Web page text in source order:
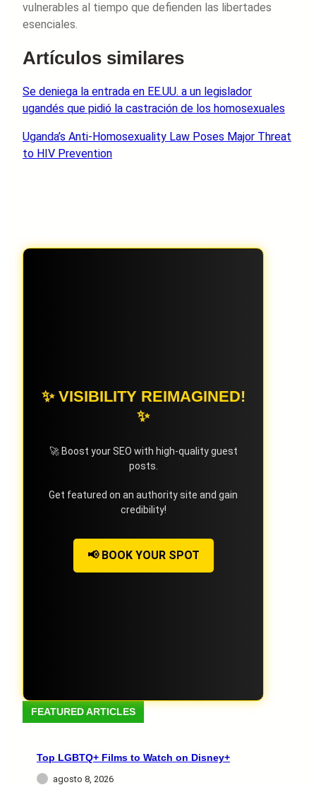
vulnerables al tiempo que defienden las libertades
esenciales.
Artículos similares
Se deniega la entrada en EE.UU. a un legislador
ugandés que pidió la castración de los homosexuales
Uganda’s Anti-Homosexuality Law Poses Major Threat
to HIV Prevention
✨ VISIBILITY REIMAGINED!
✨
🚀 Boost your SEO with high-quality guest
posts.
Get featured on an authority site and gain
credibility!
📢 BOOK YOUR SPOT
FEATURED ARTICLES
Top LGBTQ+ Films to Watch on Disney+
agosto 8, 2026